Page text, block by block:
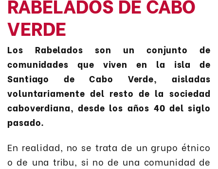
VERDE
Los Rabelados son un conjunto de
comunidades que viven en la isla de
Santiago de Cabo Verde, aisladas
voluntariamente del resto de la sociedad
caboverdiana, desde los años 40 del siglo
pasado.
En realidad, no se trata de un grupo étnico
o de una tribu, si no de una comunidad de